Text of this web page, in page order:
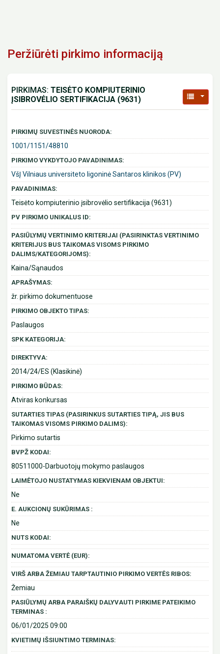
Peržiūrėti pirkimo informaciją
PIRKIMAS: TEISĖTO KOMPIUTERINIO
ĮSIBROVĖLIO SERTIFIKACIJA (9631)
PIRKIMŲ SUVESTINĖS NUORODA:
1001/1151/48810
PIRKIMO VYKDYTOJO PAVADINIMAS:
VšĮ Vilniaus universiteto ligoninė Santaros klinikos (PV)
PAVADINIMAS:
Teisėto kompiuterinio įsibrovėlio sertifikacija (9631)
PV PIRKIMO UNIKALUS ID:
PASIŪLYMŲ VERTINIMO KRITERIJAI (PASIRINKTAS VERTINIMO
KRITERIJUS BUS TAIKOMAS VISOMS PIRKIMO
DALIMS/KATEGORIJOMS):
Kaina/Sąnaudos
APRAŠYMAS:
žr. pirkimo dokumentuose
PIRKIMO OBJEKTO TIPAS:
Paslaugos
SPK KATEGORIJA:
DIREKTYVA:
2014/24/ES (Klasikinė)
PIRKIMO BŪDAS:
Atviras konkursas
SUTARTIES TIPAS (PASIRINKUS SUTARTIES TIPĄ, JIS BUS
TAIKOMAS VISOMS PIRKIMO DALIMS):
Pirkimo sutartis
BVPŽ KODAI:
80511000-Darbuotojų mokymo paslaugos
LAIMĖTOJO NUSTATYMAS KIEKVIENAM OBJEKTUI:
Ne
E. AUKCIONŲ SUKŪRIMAS :
Ne
NUTS KODAI:
NUMATOMA VERTĖ (EUR):
VIRŠ ARBA ŽEMIAU TARPTAUTINIO PIRKIMO VERTĖS RIBOS:
Žemiau
PASIŪLYMŲ ARBA PARAIŠKŲ DALYVAUTI PIRKIME PATEIKIMO
TERMINAS :
06/01/2025 09:00
KVIETIMŲ IŠSIUNTIMO TERMINAS: